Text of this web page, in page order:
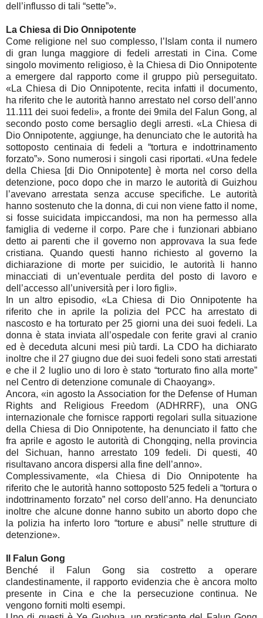
dell’influsso di tali “sette”».
La Chiesa di Dio Onnipotente
Come religione nel suo complesso, l’Islam conta il numero
di gran lunga maggiore di fedeli arrestati in Cina. Come
singolo movimento religioso, è la Chiesa di Dio Onnipotente
a emergere dal rapporto come il gruppo più perseguitato.
«La Chiesa di Dio Onnipotente, recita infatti il documento,
ha riferito che le autorità hanno arrestato nel corso dell’anno
11.111 dei suoi fedeli», a fronte dei 9mila del Falun Gong, al
secondo posto come bersaglio degli arresti. «La Chiesa di
Dio Onnipotente, aggiunge, ha denunciato che le autorità ha
sottoposto centinaia di fedeli a “tortura e indottrinamento
forzato”». Sono numerosi i singoli casi riportati. «Una fedele
della Chiesa [di Dio Onnipotente] è morta nel corso della
detenzione, poco dopo che in marzo le autorità di Guizhou
l’avevano arrestata senza accuse specifiche. Le autorità
hanno sostenuto che la donna, di cui non viene fatto il nome,
si fosse suicidata impiccandosi, ma non ha permesso alla
famiglia di vederne il corpo. Pare che i funzionari abbiano
detto ai parenti che il governo non approvava la sua fede
cristiana. Quando questi hanno richiesto al governo la
dichiarazione di morte per suicidio, le autorità li hanno
minacciati di un’eventuale perdita del posto di lavoro e
dell’accesso all’università per i loro figli».
In un altro episodio, «La Chiesa di Dio Onnipotente ha
riferito che in aprile la polizia del PCC ha arrestato di
nascosto e ha torturato per 25 giorni una dei suoi fedeli. La
donna è stata inviata all’ospedale con ferite gravi al cranio
ed è deceduta alcuni mesi più tardi. La CDO ha dichiarato
inoltre che il 27 giugno due dei suoi fedeli sono stati arrestati
e che il 2 luglio uno di loro è stato “torturato fino alla morte”
nel Centro di detenzione comunale di Chaoyang».
Ancora, «in agosto la Association for the Defense of Human
Rights and Religious Freedom (ADHRRF), una ONG
internazionale che fornisce rapporti regolari sulla situazione
della Chiesa di Dio Onnipotente, ha denunciato il fatto che
fra aprile e agosto le autorità di Chongqing, nella provincia
del Sichuan, hanno arrestato 109 fedeli. Di questi, 40
risultavano ancora dispersi alla fine dell’anno».
Complessivamente, «la Chiesa di Dio Onnipotente ha
riferito che le autorità hanno sottoposto 525 fedeli a “tortura o
indottrinamento forzato” nel corso dell’anno. Ha denunciato
inoltre che alcune donne hanno subito un aborto dopo che
la polizia ha inferto loro “torture e abusi” nelle strutture di
detenzione».
Il Falun Gong
Benché il Falun Gong sia costretto a operare
clandestinamente, il rapporto evidenzia che è ancora molto
presente in Cina e che la persecuzione continua. Ne
vengono forniti molti esempi.